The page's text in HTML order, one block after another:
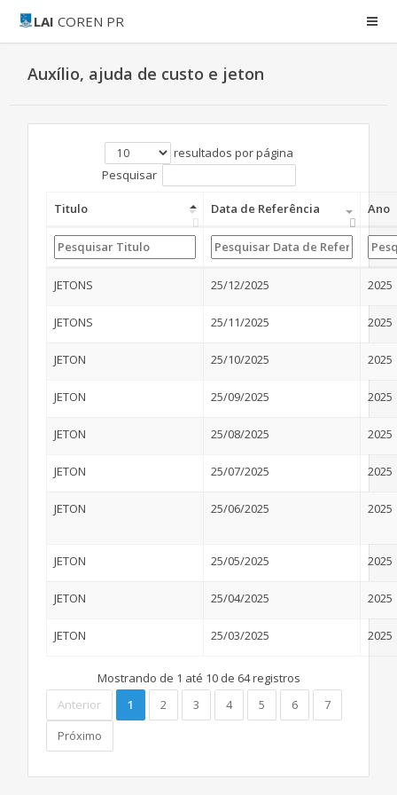
LAI COREN PR
Auxílio, ajuda de custo e jeton
resultados por página
Pesquisar
Titulo Data de Referência Ano
JETONS 25/12/2025 2025
JETONS 25/11/2025 2025
JETON 25/10/2025 2025
JETON 25/09/2025 2025
JETON 25/08/2025 2025
JETON 25/07/2025 2025
JETON 25/06/2025 2025
JETON 25/05/2025 2025
JETON 25/04/2025 2025
JETON 25/03/2025 2025
Mostrando de 1 até 10 de 64 registros
Anterior
1 2 3 4 5 6
7
Próximo